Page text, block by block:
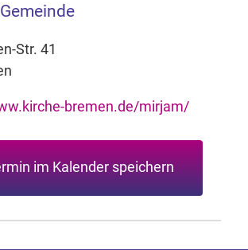
Str. 41
bremen.de/mirjam/
im Kalender speichern